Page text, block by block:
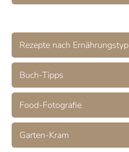
Rezepte nach Ernährungstyp
Buch-Tipps
Food-Fotografie
Garten-Kram